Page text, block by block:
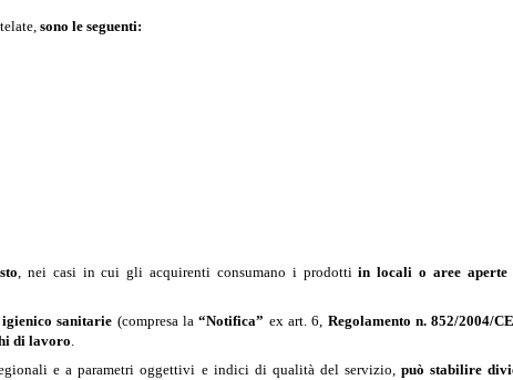
sono le seguenti:
, nei casi in cui gli acquirenti consumano i prodottiin locali o aree
sanitarie (compresa la“Notifica” ex art. 6, Regolamento n. 852/2004/
di lavoro.
e a parametri oggettivi e indici di qualità del servizio, può stabilire